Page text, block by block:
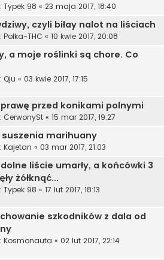
Typek 98 « 23 maja 2017, 18:40
czyli biłay nalot na liściach
Polka-THC « 10 kwie 2017, 20:08
a moje roślinki są chore. Co
Qju « 03 kwie 2017, 17:15
przed konikami polnymi
CerwonySt « 15 mar 2017, 19:27
suszenia marihuany
Kajetan « 03 mar 2017, 21:03
liście umarły, a końcówki 3
żółknąć...
Typek 98 « 17 lut 2017, 18:13
szkodników z dala od
Kosmonauta « 02 lut 2017, 22:14